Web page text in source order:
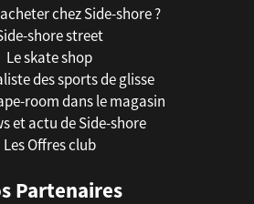
chez Side-shore ?
shore street
Le skate shop
des sports de glisse
room dans le magasin
et actu de Side-shore
Les Offres club
Partenaires